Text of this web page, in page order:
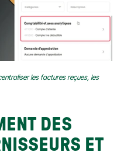
les factures reçues, les
DES
ET